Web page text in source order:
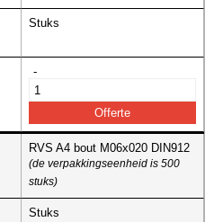
Stuks
-
RVS A4 bout M06x020 DIN912
(de verpakkingseenheid is 500
stuks)
Stuks